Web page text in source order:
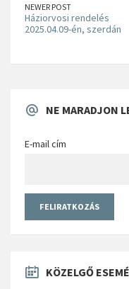
NEWER POST
Háziorvosi rendelés
2025.04.09-én, szerdán
NE MARADJON
E-mail cím
KÖZELGŐ